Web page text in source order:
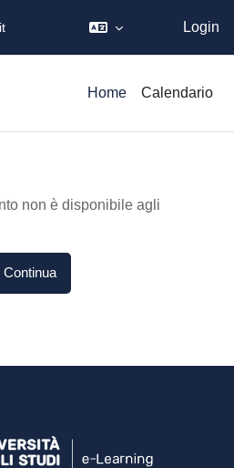
Login
Home Calendario
non è disponibile agli
Continua